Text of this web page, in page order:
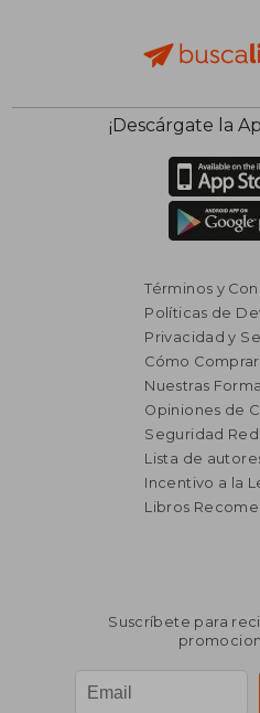
¡Descárgate la
Términos y
Políticas de
Privacidad y
Cómo Comprar
Nuestras
Opiniones de
Seguridad
Lista de
Incentivo a la
Libros
Suscríbete para